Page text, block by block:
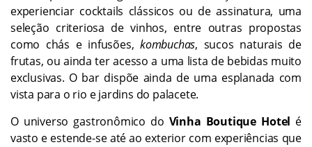
experienciar cocktails clássicos ou de assinatura, uma
seleção criteriosa de vinhos, entre outras propostas
como chás e infusões,kombuchas, sucos naturais de
frutas, ou ainda ter acesso a uma lista de bebidas muito
exclusivas. O bar dispõe ainda de uma esplanada com
vista para o rio e jardins do palacete.
O universo gastronômico do Vinha Boutique Hotel é
vasto e estende-se até ao exterior com experiências que